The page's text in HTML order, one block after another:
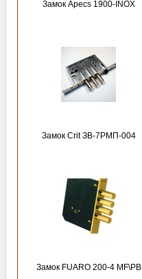
Замок Apecs 1900-INOX
Замок Crit ЗВ-7РМП-004
Замок FUARO 200-4 MF\РВ